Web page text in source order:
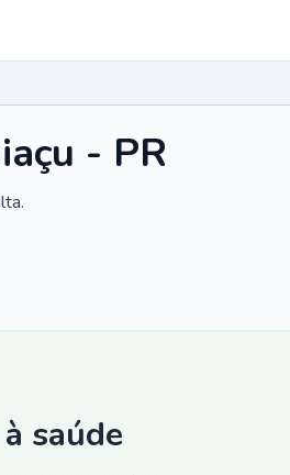
- PR
saúde